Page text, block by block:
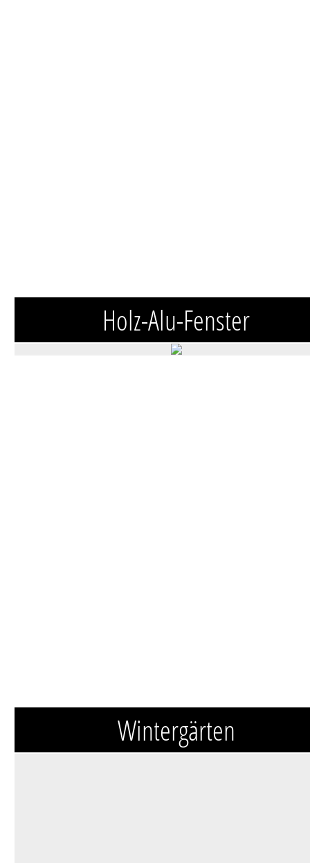
Holz-Alu-Fenster
Wintergärten